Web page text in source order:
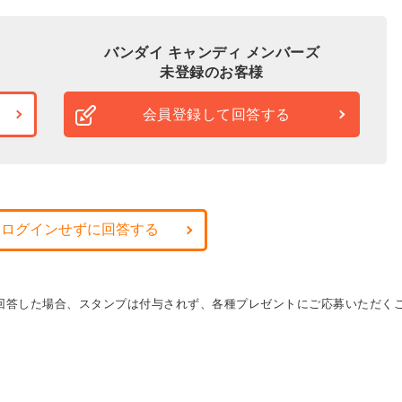
バンダイ キャンディ メンバーズ
未登録のお客様
会員登録して回答する
グインせずに回答する
した場合、スタンプは付与されず、各種プレゼントにご応募いただく